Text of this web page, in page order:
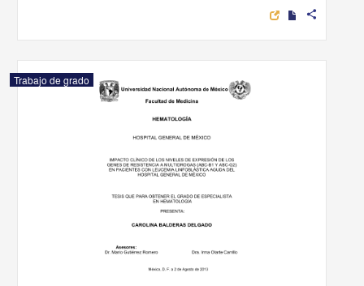
share
Trabajo de grado